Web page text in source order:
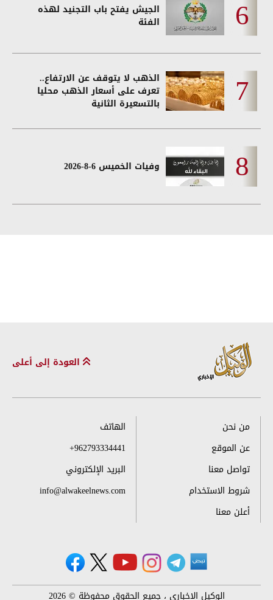
الجيش يفتح باب التجنيد لهذه
الفئة
الذهب لا يتوقف عن الارتفاع..
تعرف على أسعار الذهب محليا
بالتسعيرة الثانية
وفيات الخميس 6-8-2026
العودة إلى أعلى
من نحن
عن الموقع
تواصل معنا
شروط الاستخدام
أعلن معنا
الهاتف
+962793334441
البريد الإلكتروني
info@alwakeelnews.com
الوكيل الإخباري ، جميع الحقوق محفوظة © 2026